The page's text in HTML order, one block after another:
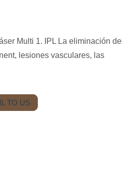
Multi 1. IPL La eliminación del
lesiones vasculares, las
TO US